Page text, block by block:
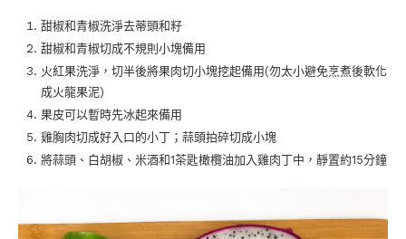
甜椒和青椒洗淨去蒂頭和籽
甜椒和青椒切成不規則小塊備用
火紅果洗淨，切半後將果肉切小塊挖起備用(勿太小避免烹煮後軟化
成火龍果泥)
果皮可以暫時先冰起來備用
雞胸肉切成好入口的小丁；蒜頭拍碎切成小塊
將蒜頭、白胡椒、米酒和1茶匙橄欖油加入雞肉丁中，靜置約15分鐘